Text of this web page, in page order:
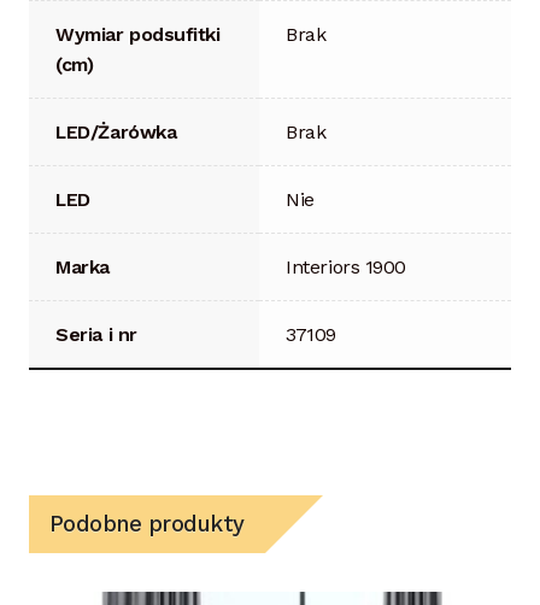
Wymiar podsufitki
(cm)
Brak
LED/Żarówka Brak
LED Nie
Marka Interiors 1900
Seria i nr 37109
Podobne produkty